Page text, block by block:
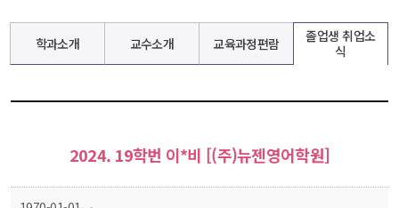
학과소개 교수소개 교육과정편람
졸업생 취업소
식
2024. 19학번 이*비 [(주)뉴젠영어학원]